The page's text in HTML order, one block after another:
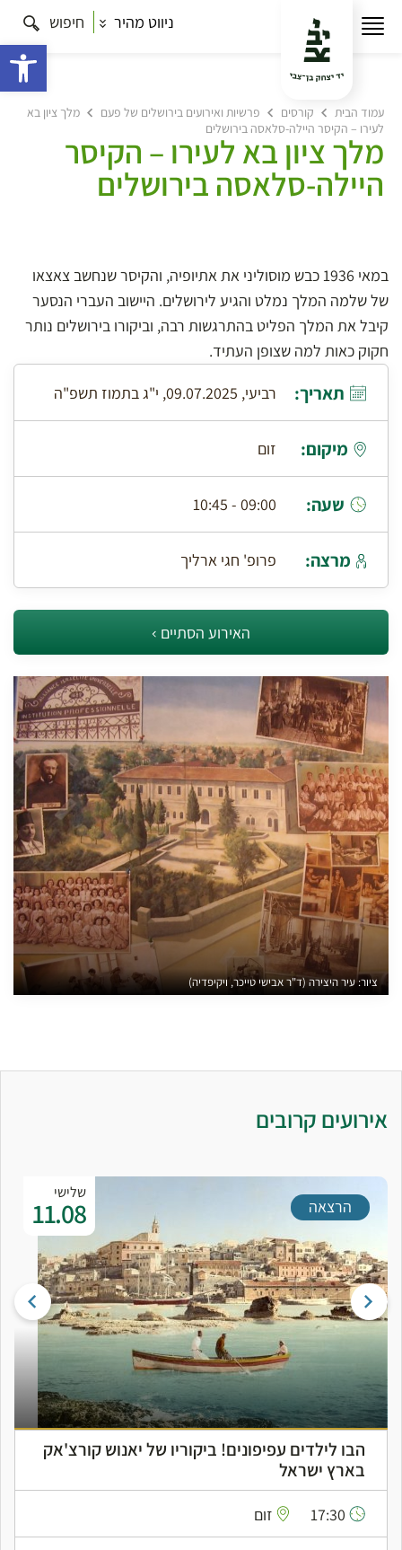
ניווט מהיר חיפוש
עמוד הבית קורסים פרשיות ואירועים בירושלים של פעם
מלך ציון בא
לעירו – הקיסר היילה-סלאסה בירושלים
מלך ציון בא לעירו – הקיסר
היילה-סלאסה בירושלים
במאי 1936 כבש מוסוליני את אתיופיה, והקיסר שנחשב צאצאו
של שלמה המלך נמלט והגיע לירושלים. היישוב העברי הנסער
קיבל את המלך הפליט בהתרגשות רבה, וביקורו בירושלים נותר
חקוק כאות למה שצופן העתיד.
תאריך: רביעי, 09.07.2025, י"ג בתמוז תשפ"ה
מיקום: זום
שעה: 09:00 - 10:45
מרצה: פרופ' חגי ארליך
האירוע הסתיים
ציור: עיר היצירה (ד"ר אבישי טייכר, ויקיפדיה)
אירועים קרובים
שלישי
11.08 הרצאה
הבו לילדים עפיפונים! ביקוריו של יאנוש קורצ'אק
בארץ ישראל
זום